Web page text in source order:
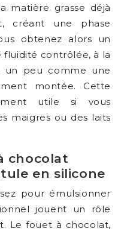
matière grasse déjà
créant une phase
obtenez alors un
fluidité contrôlée, à la
un peu comme une
montée. Cette
utile si vous
maigres ou des laits
chocolat
en silicone
pour émulsionner
jouent un rôle
Le fouet à chocolat,